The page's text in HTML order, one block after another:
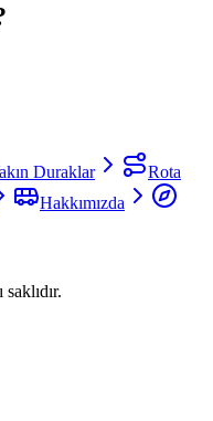
Duraklar
Rota
Hakkımızda